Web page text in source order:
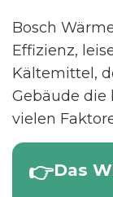
Bosch
Effizienz,
Kältemittel,
Gebäude die
vielen
Das